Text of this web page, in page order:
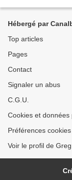
Hébergé par
Top articles
Pages
Contact
Signaler un abus
C.G.U.
Cookies et données
Préférences cookies
Voir le profil de